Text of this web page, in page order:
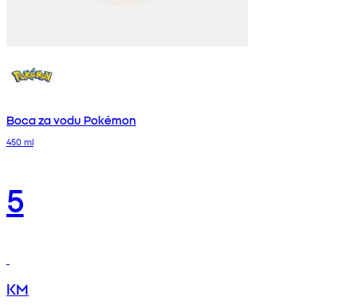
Boca za vodu Pokémon
450 ml
5
KM